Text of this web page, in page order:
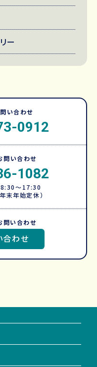
ー
い合わせ
0912
問い合わせ
1082
～17:30
年末年始定休）
問い合わせ
合わせ